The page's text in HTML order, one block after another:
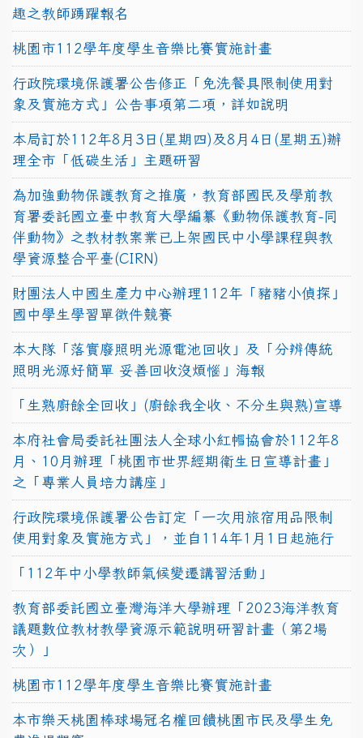
趣之教師踴躍報名
桃園市112學年度學生音樂比賽實施計畫
行政院環境保護署公告修正「免洗餐具限制使用對
象及實施方式」公告事項第二項，詳如說明
本局訂於112年8月3日(星期四)及8月4日(星期五)辦
理全市「低碳生活」主題研習
為加強動物保護教育之推廣，教育部國民及學前教
育署委託國立臺中教育大學編纂《動物保護教育-同
伴動物》之教材教案業已上架國民中小學課程與教
學資源整合平臺(CIRN)
財團法人中國生產力中心辦理112年「豬豬小偵探」
國中學生學習單徵件競賽
本大隊「落實廢照明光源電池回收」及「分辨傳統
照明光源好簡單 妥善回收沒煩惱」海報
「生熟廚餘全回收」(廚餘我全收、不分生與熟)宣導
本府社會局委託社團法人全球小紅帽協會於112年8
月、10月辦理「桃園市世界經期衛生日宣導計畫」
之「專業人員培力講座」
行政院環境保護署公告訂定「一次用旅宿用品限制
使用對象及實施方式」，並自114年1月1日起施行
「112年中小學教師氣候變遷講習活動」
教育部委託國立臺灣海洋大學辦理「2023海洋教育
議題數位教材教學資源示範說明研習計畫（第2場
次）」
桃園市112學年度學生音樂比賽實施計畫
本市樂天桃園棒球場冠名權回饋桃園市民及學生免